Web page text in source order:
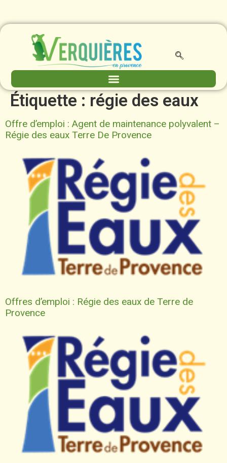
Étiquette : régie des eaux
Offre d’emploi : Agent de maintenance polyvalent –
Régie des eaux Terre De Provence
Offres d’emploi : Régie des eaux de Terre de
Provence